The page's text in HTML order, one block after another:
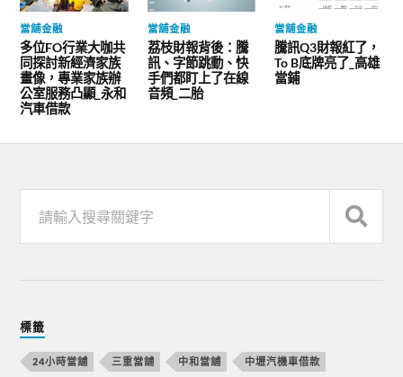
當舖金融
多位FO行業大咖共
同探討新經濟家族
畫像，專業家族辦
公室服務凸顯_永和
汽車借款
當舖金融
荔枝財報背後：騰
訊、字節跳動、快
手們都盯上了在線
音頻_二胎
當舖金融
騰訊Q3財報紅了，
To B底牌亮了_高雄
當鋪
標籤
24小時當舖 三重當舖 中和當舖 中壢汽機車借款